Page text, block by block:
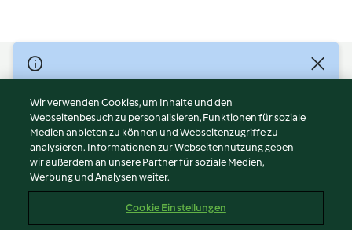
© Copyright 2026
Nutzungsbedingungen
Datenschutzrichtlinien
Disclaimer
Impressum
Cookies
Abo kündigen
Wir verwenden Cookies, um Inhalte und den
Webseitenbesuch zu personalisieren, Funktionen für soziale
Medien anbieten zu können und Webseitenzugriffe zu
analysieren. Informationen zur Webseitennutzung geben
wir außerdem an unsere Partner für soziale Medien,
Werbung und Analysen weiter.
Cookie Einstellungen